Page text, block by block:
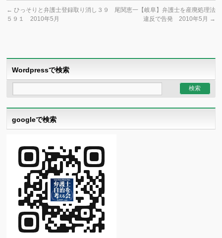
← ひっそりと弁護士登録取り消し３９
５９１ 2010年5月
尾関恵一【岐阜】弁護士を産廃処理法
違反で告発 2010年5月 →
Wordpressで検索
googleで検索